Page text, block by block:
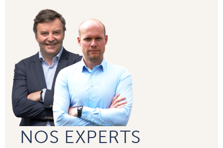
NOS EXPERTS